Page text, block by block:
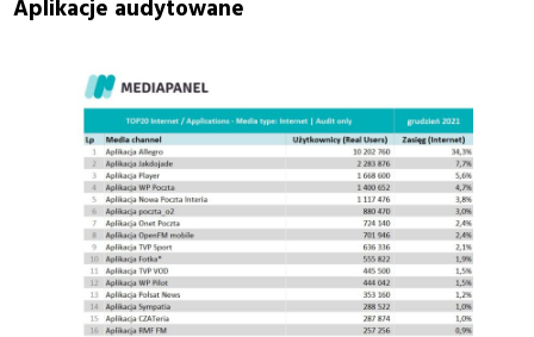
Aplikacje audytowane